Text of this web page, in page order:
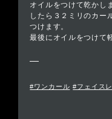
オイルをつけて乾かし
したら３２ミリのカー
つけます。
最後にオイルをつけて
#ワンカール #フェイス